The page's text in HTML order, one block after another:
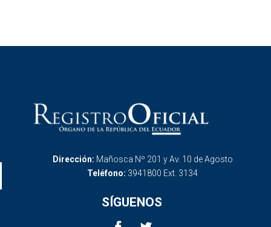
Dirección: Mañosca Nº 201 y Av. 10 de Agosto
Teléfono: 3941800 Ext. 3134
SÍGUENOS